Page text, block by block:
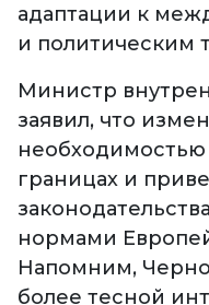
адаптации к
и политическим
Министр
заявил, что
необходимостью
границах и
нормами
Напомним,
более тесной